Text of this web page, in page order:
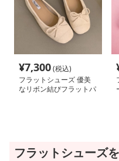
¥7,300(税込)
フラットシューズ 優美
なリボン結びフラットパ
フラットシューズ